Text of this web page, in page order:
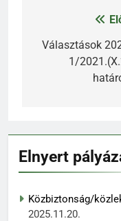
Bejegyzés
navigáció
Választások
1/
Elnyert
Közbiztonság/
2025.11.20.